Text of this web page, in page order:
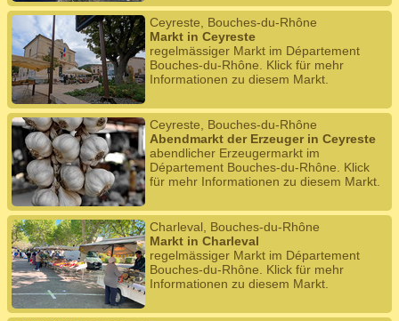
Ceyreste, Bouches-du-Rhône
Markt in Ceyreste
regelmässiger Markt im Département
Bouches-du-Rhône. Klick für mehr
Informationen zu diesem Markt.
Ceyreste, Bouches-du-Rhône
Abendmarkt der Erzeuger in Ceyreste
abendlicher Erzeugermarkt im
Département Bouches-du-Rhône. Klick
für mehr Informationen zu diesem Markt.
Charleval, Bouches-du-Rhône
Markt in Charleval
regelmässiger Markt im Département
Bouches-du-Rhône. Klick für mehr
Informationen zu diesem Markt.